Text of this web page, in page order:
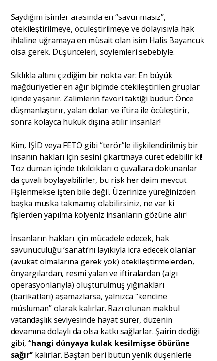
Sağlık
Saydığım isimler arasında en “savunmasız”,
ötekileştirilmeye, öcüleştirilmeye ve dolayısıyla hak
ihlaline uğramaya en müsait olan isim Halis Bayancuk
olsa gerek. Düşünceleri, söylemleri sebebiyle.
Sıklıkla altını çizdiğim bir nokta var: En büyük
mağduriyetler en ağır biçimde ötekileştirilen gruplar
içinde yaşanır. Zalimlerin favori taktiği budur: Önce
düşmanlaştırır, yalan dolan ve iftira ile öcüleştirir,
sonra kolayca hukuk dışına atılır insanlar!
Kim, IŞİD veya FETÖ gibi “terör”le ilişkilendirilmiş bir
insanın hakları için sesini çıkartmaya cüret edebilir ki!
Toz duman içinde tıkıldıkları o çuvallara dokunanlar
da çuvalı boylayabilirler, bu risk her daim mevcut.
Fişlenmekse işten bile değil. Üzerinize yüreğinizden
başka muska takmamış olabilirsiniz, ne var ki
fişlerden yapılma kolyeniz insanların gözüne alır!
İnsanların hakları için mücadele edecek, hak
savunuculuğu ‘sanatı’nı layıkıyla icra edecek olanlar
(avukat olmalarına gerek yok) ötekileştirmelerden,
önyargılardan, resmi yalan ve iftiralardan (algı
operasyonlarıyla) oluşturulmuş yığınakları
(barikatları) aşamazlarsa, yalnızca “kendine
müslüman” olarak kalırlar. Razı olunan makbul
vatandaşlık seviyesinde hayat sürer, düzenin
devamına dolaylı da olsa katkı sağlarlar. Şairin dediği
gibi,“hangi dünyaya kulak kesilmişse öbürüne
sağır” kalırlar. Baştan beri bütün yenik düşenlerle